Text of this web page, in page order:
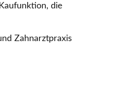
die
Zahnarztpraxis